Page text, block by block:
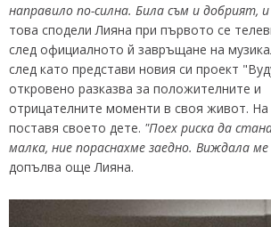
направило по-силна. Била съм и добрият,
това сподели Лияна при първото се
след официалното й завръщане на
след като представи новия си проект
откровено разказва за положителните и
отрицателните моменти в своя живот.
поставя своето дете. "Поех риска да
малка, ние пораснахме заедно. Виждала
допълва още Лияна.